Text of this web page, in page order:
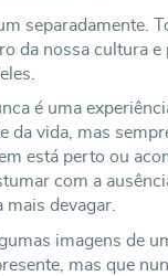
separadamente.
da nossa cultura e
é uma
da vida, mas
está perto ou
com a
devagar.
imagens de
mas que